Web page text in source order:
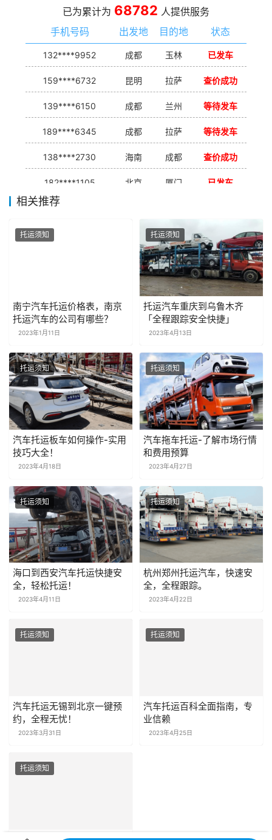
已为累计为 68782 人提供服务
手机号码
出发地 目的地 状态
132****9952 成都 玉林 已发车
159****6732 昆明 拉萨 查价成功
139****6150 成都 兰州 等待发车
189****6345 成都 拉萨 等待发车
138****2730 海南 成都 查价成功
182****1105 北京 厦门 已发车
138****7926
139****9233 成都
相关推荐
托运须知
南宁汽车托运价格表，南京
托运汽车的公司有哪些？
2023年1月11日
托运须知
托运汽车重庆到乌鲁木齐
「全程跟踪安全快捷」
2023年4月13日
托运须知
汽车托运板车如何操作-实用
技巧大全！
2023年4月18日
托运须知
汽车拖车托运-了解市场行情
和费用预算
2023年4月27日
托运须知
海口到西安汽车托运快捷安
全，轻松托运！
2023年4月11日
托运须知
杭州郑州托运汽车，快速安
全，全程跟踪。
2023年4月22日
托运须知
汽车托运无锡到北京一键预
约，全程无忧！
2023年3月31日
托运须知
汽车托运百科全面指南，专
业信赖
2023年4月25日
托运须知